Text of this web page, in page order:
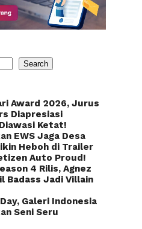
Search
Award 2026, Jurus
Diapresiasi
Ketat!
EWS Jaga Desa
Heboh di Trailer
Auto Proud!
4 Rilis, Agnez
Badass Jadi Villain
Galeri Indonesia
Seni Seru